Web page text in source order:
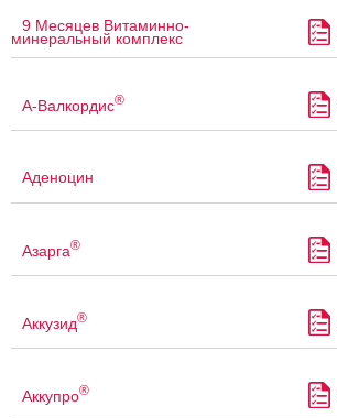
9 Месяцев Витаминно-
минеральный комплекс
А-Валкордис®
Аденоцин
Азарга®
Аккузид®
Аккупро®